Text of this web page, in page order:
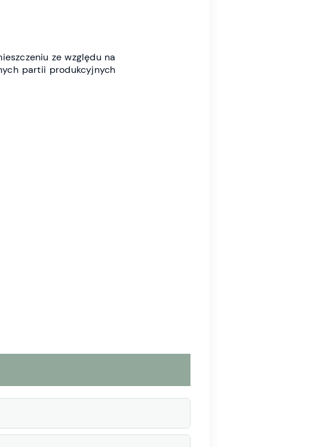
ze względu na
partii produkcyjnych